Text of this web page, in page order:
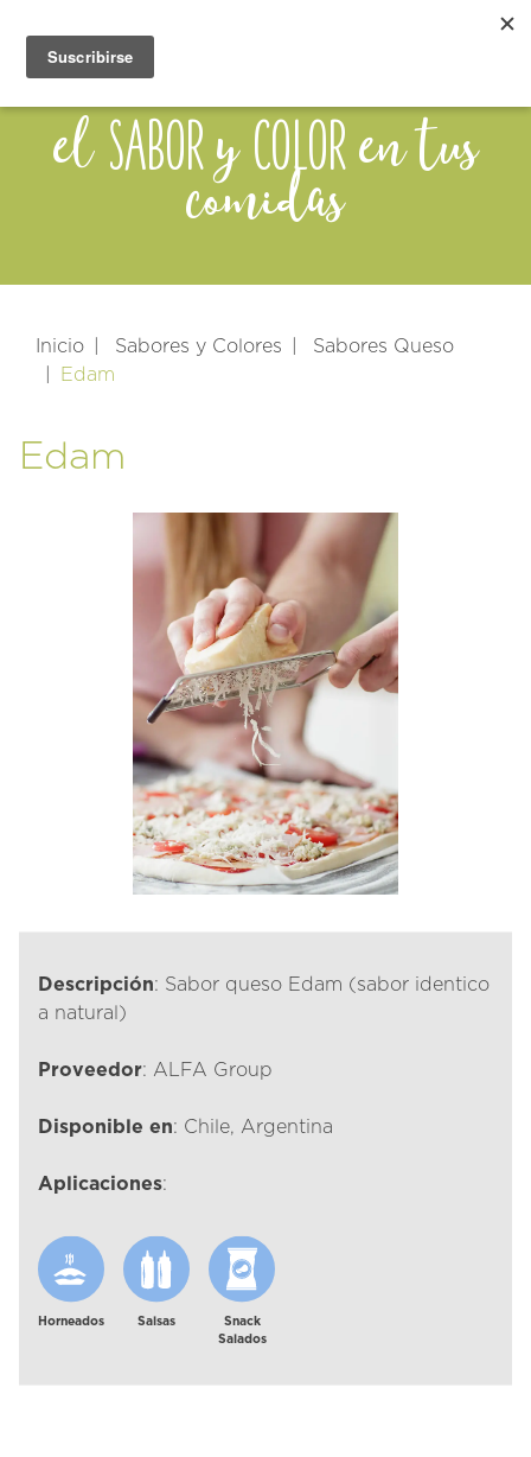
el sabory coloren tus
comidas
Inicio Sabores y Colores
Sabores Queso
Edam
Edam
Descripción: Sabor queso Edam (sabor identico
a natural)
Proveedor: ALFA Group
Disponible en: Chile, Argentina
Aplicaciones:
Horneados Salsas
Snack
Salados